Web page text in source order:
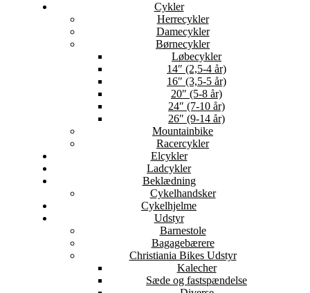
Cykler
Herrecykler
Damecykler
Børnecykler
Løbecykler
14″ (2,5-4 år)
16″ (3,5-5 år)
20″ (5-8 år)
24″ (7-10 år)
26″ (9-14 år)
Mountainbike
Racercykler
Elcykler
Ladcykler
Beklædning
Cykelhandsker
Cykelhjelme
Udstyr
Barnestole
Bagagebærere
Christiania Bikes Udstyr
Kalecher
Sæde og fastspændelse